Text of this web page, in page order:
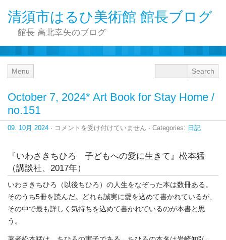
清須市はるひ美術館 館長ブログ
館長 高北幸矢のブログ
Menu
October 7, 2024* Art Book for Stay Home /
no.151
09. 10月 2024 · October
Book
for
Stay
Home
/
no.151
コメントを受け付けていません · Categories: 日記
『いわさきちひろ 子どもへの愛に生きて』松本猛
（講談社、2017年）
いわさきちひろ（以後ちひろ）の人生をなぞった本は数冊ある。
そのうち5冊を読んだ。どれも誠実に愛を込めて書かれているが、
その中で最も詳しく気持ちを込めて書かれているのが本書と思
う。